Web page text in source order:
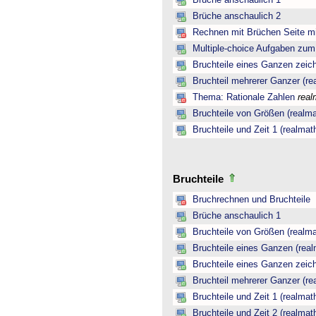
Brüche anschaulich 2
Rechnen mit Brüchen Seite
Multiple-choice Aufgaben
Bruchteile eines Ganzen
Bruchteil mehrerer Ganzer
Thema: Rationale Zahlen
Bruchteile von Größen
Bruchteile und Zeit 1
Bruchteile
Bruchrechnen und Bruchteile
Brüche anschaulich 1
Bruchteile von Größen
Bruchteile eines Ganzen
Bruchteile eines Ganzen
Bruchteil mehrerer Ganzer
Bruchteile und Zeit 1
Bruchteile und Zeit 2